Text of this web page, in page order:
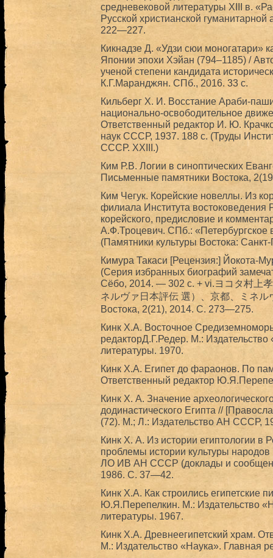
средневековой литературы XIII в.
Русской христианской
222—227.
Кикнадзе Д. «Удзи сюи моногатари»
Японии эпохи Хэйан (794–1185) /
ученой степени кандидата
К.Г.Маранджян. СПб., 2016. 33 с.
Кильберг X. И. Восстание Араби-
национально-освободительное
Ответственный редактор И. Ю.
наук СССР, 1937. 188 с. (Труды
СССР. XXIII.)
Ким Р.В. Логии в синоптических
Письменные памятники Востока,
Ким Чегук. Корейские новеллы. Из
филиала Института
корейского, предисловие и
А.Ф.Троцевич. СПб.: «Петербургское
(Памятники культуры Востока:
Кимура Такаси [Рецензия:] Йокота-
(Серия избранных биографий
Сёбо, 2014. — 302 c. + vi.ヨコタ村上
ネルヴァ日本評伝 選）、京都、ミネ
Востока, 2(21), 2014. С. 273—275.
Кинк Х.А. Восточное
редакторД.Г.Редер. М.:
литературы. 1970.
Кинк Х.А. Египет до фараонов. По
Ответственный редактор
Кинк X. А. Значение
додинастического Египта //
(72). М.; Л.: Издательство АН СССР,
Кинк Х. А. Из истории египтологии в
проблемы истории культуры
ЛО ИВ АН СССР (доклады и
1986. С. 37—42.
Кинк Х.А. Как строились египетские
Ю.Я.Перепелкин. М.: Издательство
литературы. 1967.
Кинк Х.А. Древнеегипетский храм.
М.: Издательство «Наука». Главная